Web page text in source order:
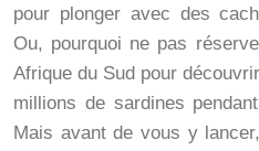
pour plonger avec des
Ou, pourquoi ne pas
Afrique du Sud pour
millions de sardines
Mais avant de vous y